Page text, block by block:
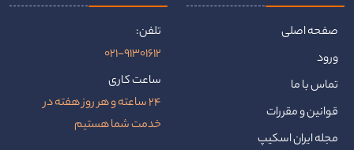
صفحه اصلی
ورود
تماس با ما
قوانین و مقررات
مجله ایران اسکیپ
تلفن:
021-91301612
ساعت کاری
24 ساعته و هر روز هفته در
خدمت شما هستیم